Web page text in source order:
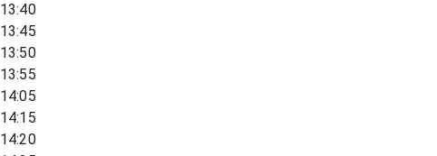
13:40
13:45
13:50
13:55
14:05
14:15
14:20